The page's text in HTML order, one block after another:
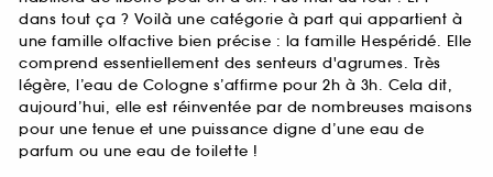
dans tout ça ? Voilà une catégorie à part qui appartient à
une famille olfactive bien précise : la famille Hespéridé. Elle
comprend essentiellement des senteurs d'agrumes. Très
légère, l’eau de Cologne s’affirme pour 2h à 3h. Cela dit,
aujourd’hui, elle est réinventée par de nombreuses maisons
pour une tenue et une puissance digne d’une eau de
parfum ou une eau de toilette !